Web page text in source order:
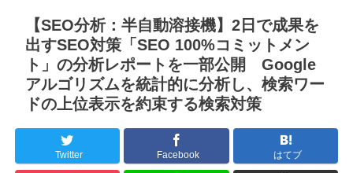
【SEO分析：半自動溶接機】2日で成果を
出すSEO対策「SEO 100%コミットメン
ト」の分析レポートを一部公開 Google
アルゴリズムを統計的に分析し、検索ワー
ドの上位表示を約束する検索対策
Twitter Facebook はてブ